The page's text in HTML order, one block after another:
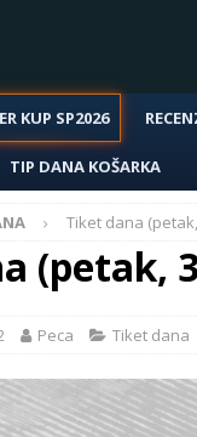
KUP SP2026
TIP DANA KOŠARKA
Tiket dana
(petak,
Peca Tiket dana